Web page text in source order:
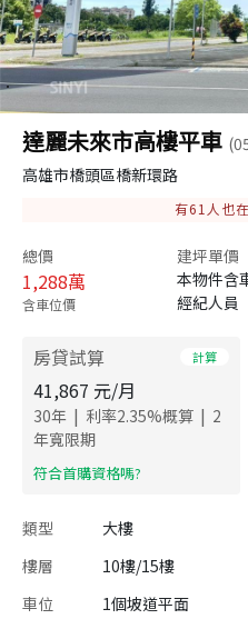
達麗未來市高樓平車
高雄市橋頭區橋新環路
有61 人也
總價
1,288萬
含車位價
建坪單價
本物件含
經紀人員
房貸試算 計算
41,867 元/月
30年 | 利率2.35%概算 | 2
年寬限期
​符合首購資格嗎?
類型 大樓
樓層
10樓/15樓
車位
1個坡道平面